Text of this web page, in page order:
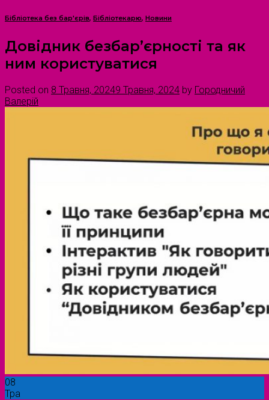
Бібліотека без бар'єрів, Бібліотекарю, Новини
Довідник безбар’єрності та як
ним користуватися
Posted on 8 Травня, 20249 Травня, 2024 by Городничий
Валерій
08
Тра